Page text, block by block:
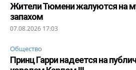
Жители Тюмени жалуются на
запахом
07.08.2026 17:03
Общество
Принц Гарри надеется на